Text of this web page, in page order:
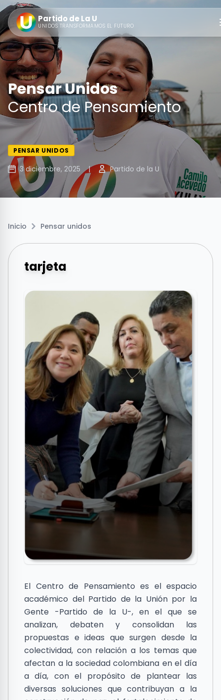
Partido de La U
UNIDOS TRANSFORMAMOS EL FUTURO
Pensar Unidos
Centro de Pensamiento
PENSAR UNIDOS
3 diciembre, 2025 | Partido de la U
Inicio Pensar unidos
tarjeta
El Centro de Pensamiento es el espacio
académico del Partido de la Unión por la
Gente -Partido de la U-, en el que se
analizan, debaten y consolidan las
propuestas e ideas que surgen desde la
colectividad, con relación a los temas que
afectan a la sociedad colombiana en el día
a día, con el propósito de plantear las
diversas soluciones que contribuyan a la